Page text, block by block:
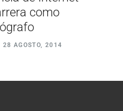
como
28 AGOSTO, 2014